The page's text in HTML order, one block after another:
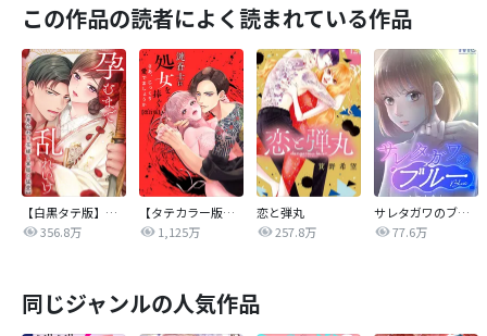
この作品の読者によく読まれている作品
【白黒タテ版】孕むまで乱れいけ～身代わり花嫁と軍服の猛愛
356.8万
【タテカラー版】漣蒼士に処女を捧ぐ～さあ、じっくり愛でましょうか
1,125万
恋と弾丸
257.8万
サレタガワのブルー【タテヨミ】
77.6万
同じジャンルの人気作品